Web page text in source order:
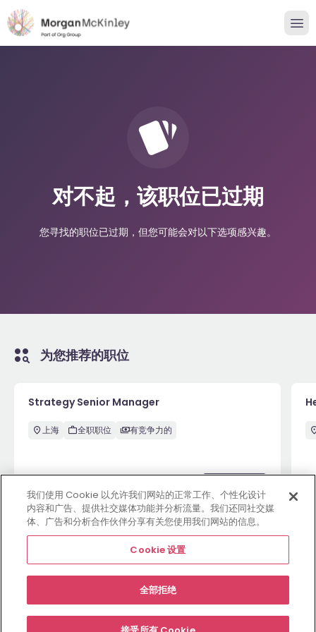
对不起，该职位已过期
您寻找的职位已过期，但您可能会对以下选项感兴趣。
为您推荐的职位
Strategy Senior Manager
上海 全职职位 有竞争力的
查看更多职位
雇主网站职位资源中心关于合规条款Cookie 设置
我们使用 Cookie 以允许我们网站的正常工作、个性化设计
内容和广告、提供社交媒体功能并分析流量。我们还同社交媒
体、广告和分析合作伙伴分享有关您使用我们网站的信息。
Cookie 设置
全部拒绝